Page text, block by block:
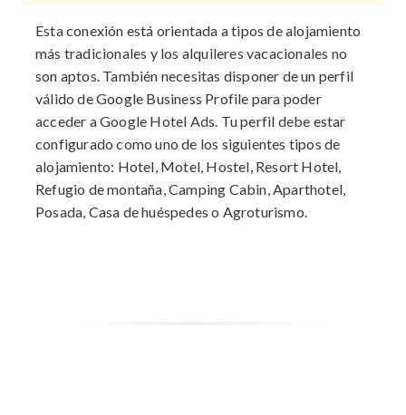
Esta conexión está orientada a tipos de alojamiento
más tradicionales y los alquileres vacacionales no
son aptos. También necesitas disponer de un perfil
válido de Google Business Profile para poder
acceder a Google Hotel Ads. Tu perfil debe estar
configurado como uno de los siguientes tipos de
alojamiento: Hotel, Motel, Hostel, Resort Hotel,
Refugio de montaña, Camping Cabin, Aparthotel,
Posada, Casa de huéspedes o Agroturismo.